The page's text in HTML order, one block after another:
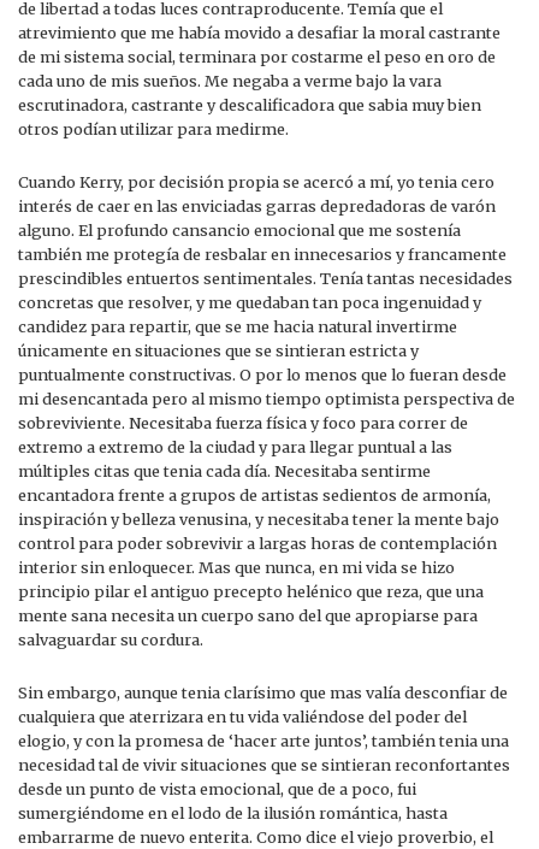
de libertad a todas luces contraproducente. Temía que el
atrevimiento que me había movido a desafiar la moral castrante
de mi sistema social, terminara por costarme el peso en oro de
cada uno de mis sueños. Me negaba a verme bajo la vara
escrutinadora, castrante y descalificadora que sabia muy bien
otros podían utilizar para medirme.
Cuando Kerry, por decisión propia se acercó a mí, yo tenia cero
interés de caer en las enviciadas garras depredadoras de varón
alguno. El profundo cansancio emocional que me sostenía
también me protegía de resbalar en innecesarios y francamente
prescindibles entuertos sentimentales. Tenía tantas necesidades
concretas que resolver, y me quedaban tan poca ingenuidad y
candidez para repartir, que se me hacia natural invertirme
únicamente en situaciones que se sintieran estricta y
puntualmente constructivas. O por lo menos que lo fueran desde
mi desencantada pero al mismo tiempo optimista perspectiva de
sobreviviente. Necesitaba fuerza física y foco para correr de
extremo a extremo de la ciudad y para llegar puntual a las
múltiples citas que tenia cada día. Necesitaba sentirme
encantadora frente a grupos de artistas sedientos de armonía,
inspiración y belleza venusina, y necesitaba tener la mente bajo
control para poder sobrevivir a largas horas de contemplación
interior sin enloquecer. Mas que nunca, en mi vida se hizo
principio pilar el antiguo precepto helénico que reza, que una
mente sana necesita un cuerpo sano del que apropiarse para
salvaguardar su cordura.
Sin embargo, aunque tenia clarísimo que mas valía desconfiar de
cualquiera que aterrizara en tu vida valiéndose del poder del
elogio, y con la promesa de ‘hacer arte juntos’, también tenia una
necesidad tal de vivir situaciones que se sintieran reconfortantes
desde un punto de vista emocional, que de a poco, fui
sumergiéndome en el lodo de la ilusión romántica, hasta
embarrarme de nuevo enterita. Como dice el viejo proverbio, el